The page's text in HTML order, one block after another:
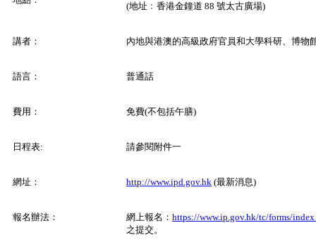
(地址﹕香港金鐘道 88 號太古廣場)
講者： 內地與港澳的高級政府官員和大學科研、博物
語言： 普通話
費用： 免費(不包括午膳)
日程表: 請參閱附件一
網址： http://www.ipd.gov.hk (最新消息)
報名辦法： 網上報名：https://www.ip.gov.hk/tc/forms/
之提交。